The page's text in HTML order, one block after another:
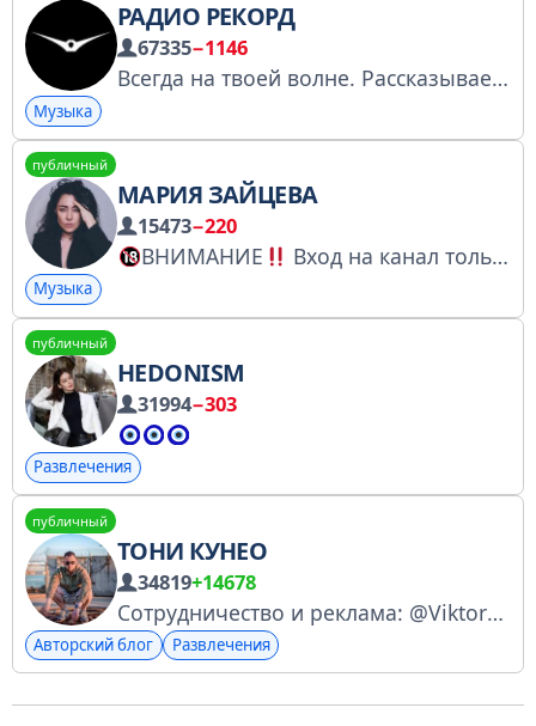
РАДИО РЕКОРД
67335−1146
Всегда на твоей волне. Рассказываем обо всех важных событиях в мире! Записи шоу: t.me/record_playlists Фестивали: www.radiorecord.ru/event Приложение: www.radiorecord.ru/apps Чат для общения: t.me/radiorecordchat Реестр РКН: clck.ru/3GG5zE
Музыка
публичный
МАРИЯ ЗАЙЦЕВА
15473−220
ВНИМАНИЕ Вход на канал только для людей 18+, с чувством юмора и самоиронией Добро пожаловать на официальную страницу певицы, автора и исполнителя Марии Зайцевой Instagram @mariazaitseva YouTube https://youtube.com/c/Mariamusicofficial
Музыка
публичный
HEDONISM
31994−303
Развлечения
публичный
ТОНИ КУНЕО
34819+14678
Сотрудничество и реклама: @Viktor_Prokhozhy Страница включена Роскомнадзором в перечень персональных страниц: https://knd.gov.ru/license?id=6736d7cc97de7d1d195862f1&registryType=bloggersPermission
Авторский блог Развлечения